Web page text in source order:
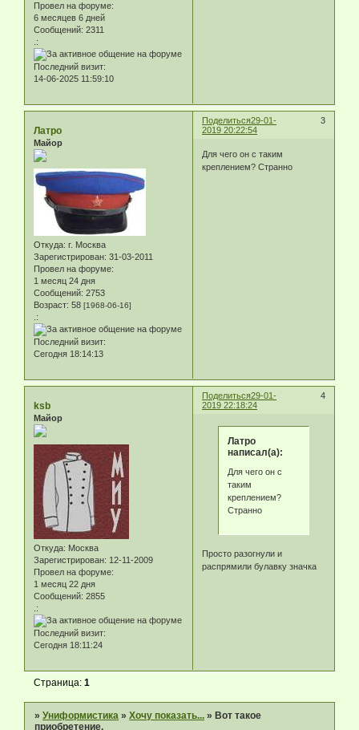
Провел на форуме:
6 месяцев 6 дней
Сообщений: 2311
.:
Последний визит:
14-06-2025 11:59:10
Поделиться 3
29-01-
2019 20:22:54
Латро
Майор
Откуда: г. Москва
Зарегистрирован: 31-03-2011
Провел на форуме:
1 месяц 24 дня
Сообщений: 2753
Возраст: 58 [1968-06-16]
.:
Последний визит:
Сегодня 18:14:13
Для чего он с таким
креплением? Странно
Поделиться 4
29-01-
2019 22:18:24
ksb
Майор
Откуда: Москва
Зарегистрирован: 12-11-2009
Провел на форуме:
1 месяц 22 дня
Сообщений: 2855
.:
Последний визит:
Сегодня 18:11:24
Латро
написал(а):
Для чего он с
таким
креплением?
Странно
Просто разогнули и
распрямили булавку значка
Страница:1
»Униформистика »Хочу показать... » Вот такое
приобретение.